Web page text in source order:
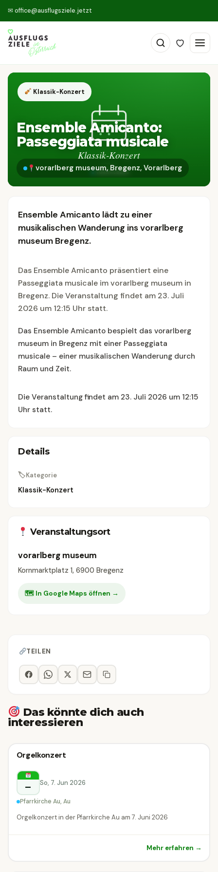
✉ office@ausflugsziele.jetzt
Klassik-Konzert
Ensemble Amicanto:
Passeggiata musicale
vorarlberg museum, Bregenz, Vorarlberg
Ensemble Amicanto lädt zu einer
musikalischen Wanderung ins vorarlberg
museum Bregenz.
Das Ensemble Amicanto präsentiert eine
Passeggiata musicale im vorarlberg museum in
Bregenz. Die Veranstaltung findet am 23. Juli
2026 um 12:15 Uhr statt.
Das Ensemble Amicanto bespielt das vorarlberg
museum in Bregenz mit einer Passeggiata
musicale – einer musikalischen Wanderung durch
Raum und Zeit.
Die Veranstaltung findet am 23. Juli 2026 um 12:15
Uhr statt.
Details
🏷Kategorie
Klassik-Konzert
Veranstaltungsort
vorarlberg museum
Kornmarktplatz 1, 6900 Bregenz
🗺 In Google Maps öffnen →
TEILEN
Das könnte dich auch
interessieren
Klassik-Konzert
Au
Klassik-Konzert
Orgelkonzert
– So, 7. Jun 2026
Pfarrkirche Au, Au
Orgelkonzert in der Pfarrkirche Au am 7. Juni 2026
Mehr erfahren →